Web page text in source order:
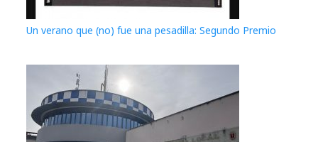
Un verano que (no) fue una pesadilla: Segundo Premio